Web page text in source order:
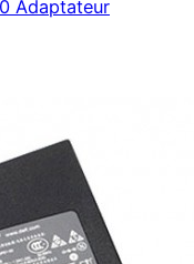
Adaptateur